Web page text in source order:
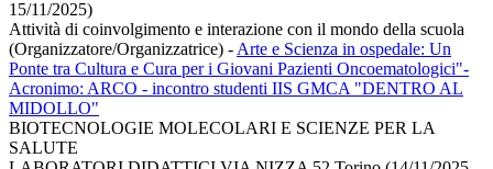
15/11/2025)
Attività di coinvolgimento e interazione con il mondo della scuola
(Organizzatore/Organizzatrice) - Arte e Scienza in ospedale: Un
Ponte tra Cultura e Cura per i Giovani Pazienti Oncoematologici"-
Acronimo: ARCO - incontro studenti IIS GMCA "DENTRO AL
MIDOLLO"
BIOTECNOLOGIE MOLECOLARI E SCIENZE PER LA
SALUTE